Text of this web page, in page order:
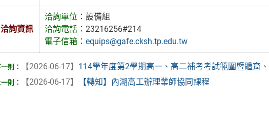
洽詢資訊
洽詢單位：設備組
洽詢電話：23216256#214
電子信箱：equips@gafe.cksh.tp.edu.tw
【2026-06-17】 114學年度第2學期高一、高二補考考試範圍暨體育
【2026-06-17】
【轉知】內湖高工辦理業師協同課程